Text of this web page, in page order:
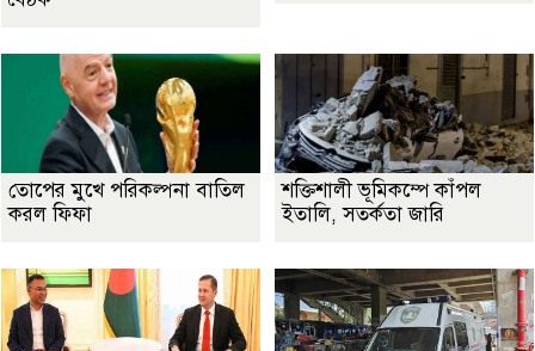
তোপের মুখে পরিকল্পনা বাতিল
করল ফিফা
শক্তিশালী ভূমিকম্পে কাঁপল
ইতালি, সতর্কতা জারি